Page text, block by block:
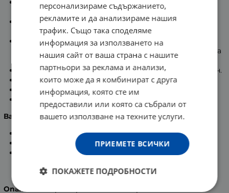
пулсиращият двигател.
Изключително лесен е за поставяне, включване и
изключване.
Изработен е от материал, който е свръх
разтеглив. Водоустойчив е, което му позволява да
се използва под душа или ваната.
Изработен е от безопасни материали, от силикон.
Използва се с или без презерватив.
В опаковката има включена батерия.
Не е контрацептив.
Важно!
Използва се само от възрастни!
Преди употреба, прочетете листовката.
Производител: Reckitt Benckiser Healthcare Ltd.
Опаковка:
персонализираме съдържанието,
рекламите и да анализираме нашия
трафик. Също така споделяме
информация за използването на
нашия сайт от ваша страна с нашите
партньори за реклама и анализи,
които може да я комбинират с друга
информация, която сте им
предоставили или която са събрали от
вашето използване на техните услуги.
ПРИЕМЕТЕ ВСИЧКИ
ПОКАЖЕТЕ ПОДРОБНОСТИ